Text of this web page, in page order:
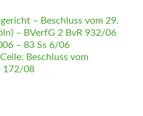
– Beschluss vom 29.
– BVerfG 2 BvR 932/06
– 83 Ss 6/06
Beschluss vom
172/08